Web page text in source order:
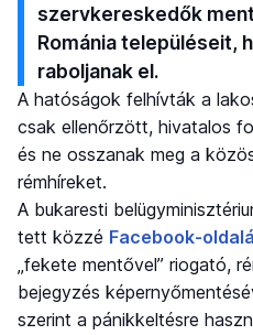
szervkereskedők
Románia településeit,
raboljanak el.
A hatóságok felhívták a
csak ellenőrzött, hivatalos
és ne osszanak meg a
rémhíreket.
A bukaresti
tett közzé Facebook-
„fekete mentővel” riogató,
bejegyzés
szerint a pánikkeltésre